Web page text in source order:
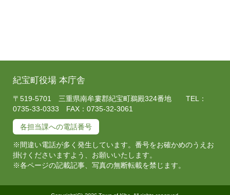
紀宝町役場 本庁舎
〒519-5701 三重県南牟婁郡紀宝町鵜殿324番地 TEL：
0735-33-0333 FAX：0735-32-3061
各担当課への電話番号
※間違い電話が多く発生しています。番号をお確かめのうえお
掛けくださいますよう、お願いいたします。
※各ページの記載記事、写真の無断転載を禁じます。